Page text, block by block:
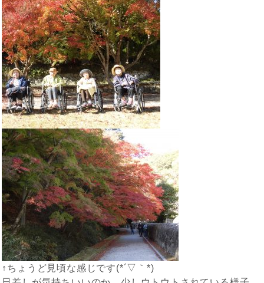
↑ちょうど見頃な感じです(*´▽｀*)